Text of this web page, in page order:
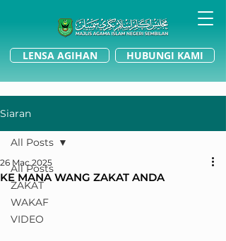
LENSA AGIHAN HUBUNGI KAMI
Siaran
All Posts
ZAKAT
WAKAF
VIDEO
All Posts
KE MANA WANG ZAKAT ANDA
26 Mac 2025